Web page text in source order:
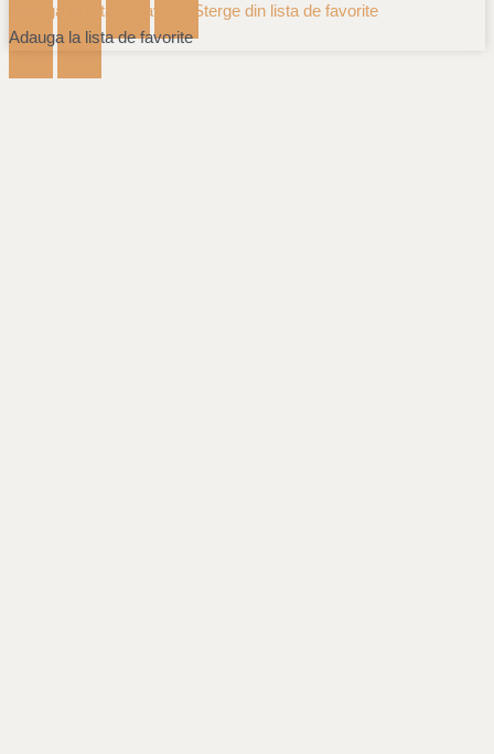
Adauga la lista de favorite
Sterge din lista de favorite
Adauga la lista de favorite